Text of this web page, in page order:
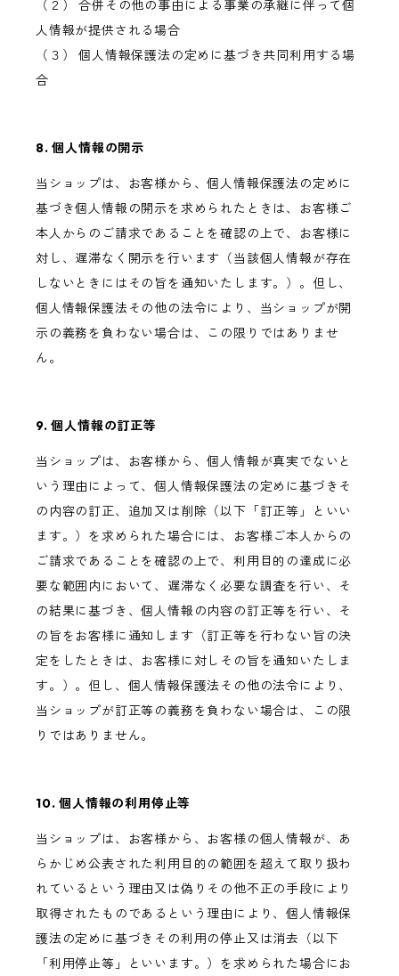
（２） 合併その他の事由による事業の承継に伴って個
人情報が提供される場合
（３） 個人情報保護法の定めに基づき共同利用する場
合
8. 個人情報の開示
当ショップは、お客様から、個人情報保護法の定めに
基づき個人情報の開示を求められたときは、お客様ご
本人からのご請求であることを確認の上で、お客様に
対し、遅滞なく開示を行います（当該個人情報が存在
しないときにはその旨を通知いたします。）。但し、
個人情報保護法その他の法令により、当ショップが開
示の義務を負わない場合は、この限りではありませ
ん。
9. 個人情報の訂正等
当ショップは、お客様から、個人情報が真実でないと
いう理由によって、個人情報保護法の定めに基づきそ
の内容の訂正、追加又は削除（以下「訂正等」といい
ます。）を求められた場合には、お客様ご本人からの
ご請求であることを確認の上で、利用目的の達成に必
要な範囲内において、遅滞なく必要な調査を行い、そ
の結果に基づき、個人情報の内容の訂正等を行い、そ
の旨をお客様に通知します（訂正等を行わない旨の決
定をしたときは、お客様に対しその旨を通知いたしま
す。）。但し、個人情報保護法その他の法令により、
当ショップが訂正等の義務を負わない場合は、この限
りではありません。
10. 個人情報の利用停止等
当ショップは、お客様から、お客様の個人情報が、あ
らかじめ公表された利用目的の範囲を超えて取り扱わ
れているという理由又は偽りその他不正の手段により
取得されたものであるという理由により、個人情報保
護法の定めに基づきその利用の停止又は消去（以下
「利用停止等」といいます。）を求められた場合にお